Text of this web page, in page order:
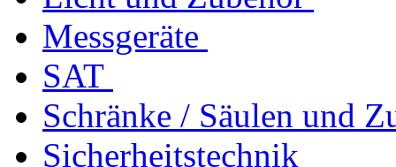
Messgeräte
SAT
Schränke / Säulen und
Sicherheitstechnik